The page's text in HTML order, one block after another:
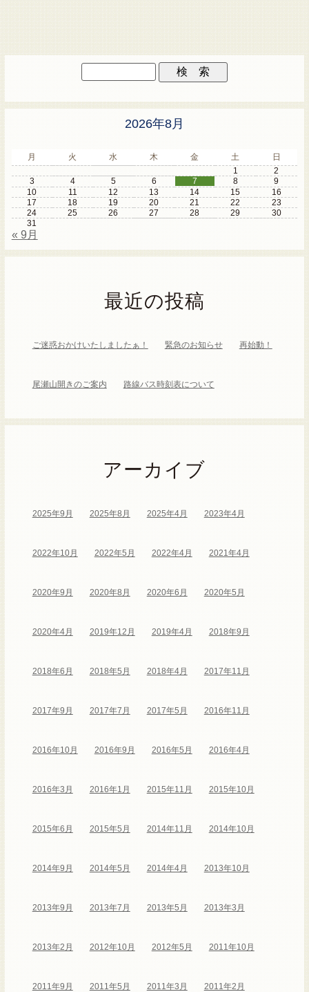
2026年8月
月 火 水 木 金 土
日
1
2
3
4 5 6 7 8
9
10
11 12 13 14 15
16
17
18 19 20 21 22
23
24
25 26 27 28 29
30
31
« 9月
最近の投稿
ご迷惑おかけいたしましたぁ！ 緊急のお知らせ 再始動！
尾瀬山開きのご案内 路線バス時刻表について
アーカイブ
2025年9月 2025年8月 2025年4月 2023年4月
2022年10月 2022年5月 2022年4月 2021年4月
2020年9月 2020年8月 2020年6月 2020年5月
2020年4月 2019年12月 2019年4月 2018年9月
2018年6月 2018年5月 2018年4月 2017年11月
2017年9月 2017年7月 2017年5月 2016年11月
2016年10月 2016年9月 2016年5月 2016年4月
2016年3月 2016年1月 2015年11月 2015年10月
2015年6月 2015年5月 2014年11月 2014年10月
2014年9月 2014年5月 2014年4月 2013年10月
2013年9月 2013年7月 2013年5月 2013年3月
2013年2月 2012年10月 2012年5月 2011年10月
2011年9月 2011年5月 2011年3月 2011年2月